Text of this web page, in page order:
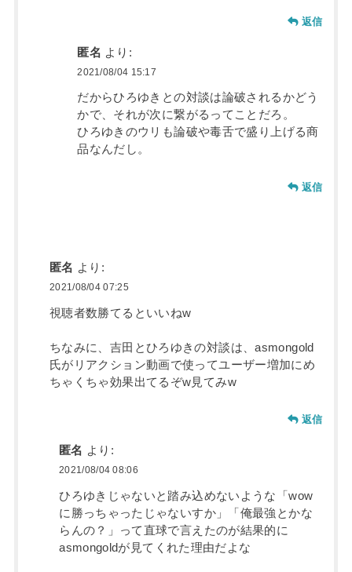
返信
匿名 より:
2021/08/04 15:17
だからひろゆきとの対談は論破されるかどう
かで、それが次に繋がるってことだろ。
ひろゆきのウリも論破や毒舌で盛り上げる商
品なんだし。
返信
匿名 より:
2021/08/04 07:25
視聴者数勝てるといいねw
ちなみに、吉田とひろゆきの対談は、asmongold
氏がリアクション動画で使ってユーザー増加にめ
ちゃくちゃ効果出てるぞw見てみw
返信
匿名 より:
2021/08/04 08:06
ひろゆきじゃないと踏み込めないような「wow
に勝っちゃったじゃないすか」「俺最強とかな
らんの？」って直球で言えたのが結果的に
asmongoldが見てくれた理由だよな